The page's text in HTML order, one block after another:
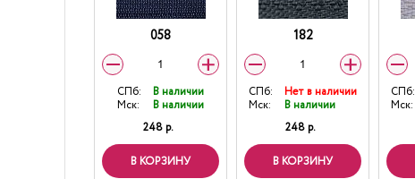
058
СПб:
В наличии
Мск:
В наличии
248 р.
В КОРЗИНУ
182
СПб:
Нет в наличии
Мск:
В наличии
248 р.
В КОРЗИНУ
СПб:
Мск: